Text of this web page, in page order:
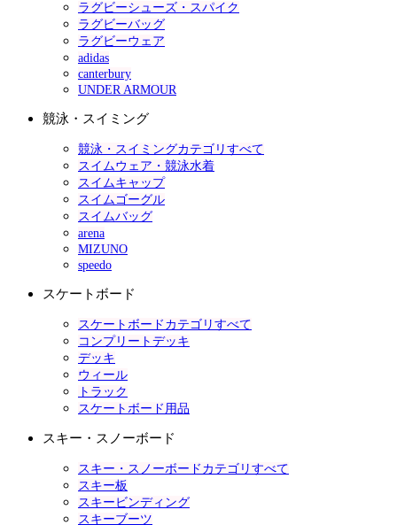
ラグビーシューズ・スパイク
ラグビーバッグ
ラグビーウェア
adidas
canterbury
UNDER ARMOUR
競泳・スイミング
競泳・スイミングカテゴリすべて
スイムウェア・競泳水着
スイムキャップ
スイムゴーグル
スイムバッグ
arena
MIZUNO
speedo
スケートボード
スケートボードカテゴリすべて
コンプリートデッキ
デッキ
ウィール
トラック
スケートボード用品
スキー・スノーボード
スキー・スノーボードカテゴリすべて
スキー板
スキービンディング
スキーブーツ